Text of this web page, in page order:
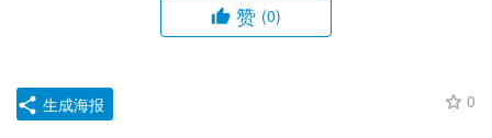
赞 (0)
0
生成海报